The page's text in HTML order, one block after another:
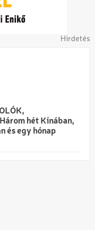
Hirdetés
hét Kínában,
és egy hónap